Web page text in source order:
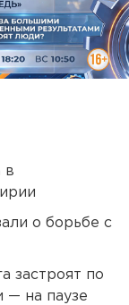
в
о борьбе с
застроят по
— на паузе